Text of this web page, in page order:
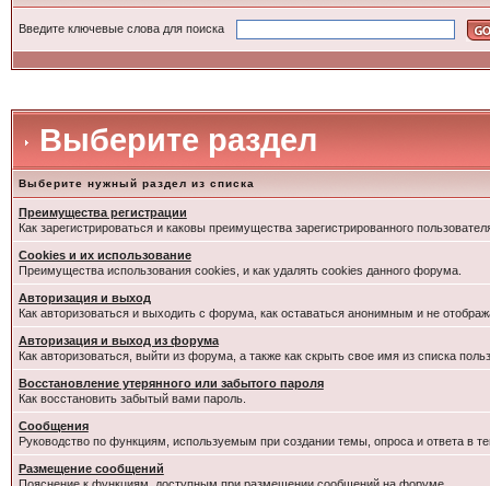
Введите ключевые слова для поиска
Выберите раздел
Выберите нужный раздел из списка
Преимущества регистрации
Как зарегистрироваться и каковы преимущества зарегистрированного
Cookies и их использование
Преимущества использования cookies, и как удалять cookies данного форума.
Авторизация и выход
Как авторизоваться и выходить с форума, как оставаться анонимным и не
Авторизация и выход из форума
Как авторизоваться, выйти из форума, а также как скрыть свое имя из списка
Восстановление утерянного или забытого пароля
Как восстановить забытый вами пароль.
Сообщения
Руководство по функциям, используемым при создании темы, опроса и ответа в
Размещение сообщений